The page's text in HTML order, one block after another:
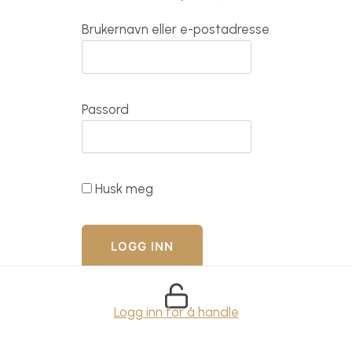
Brukernavn eller e-postadresse
Passord
Husk meg
Logg inn for å handle